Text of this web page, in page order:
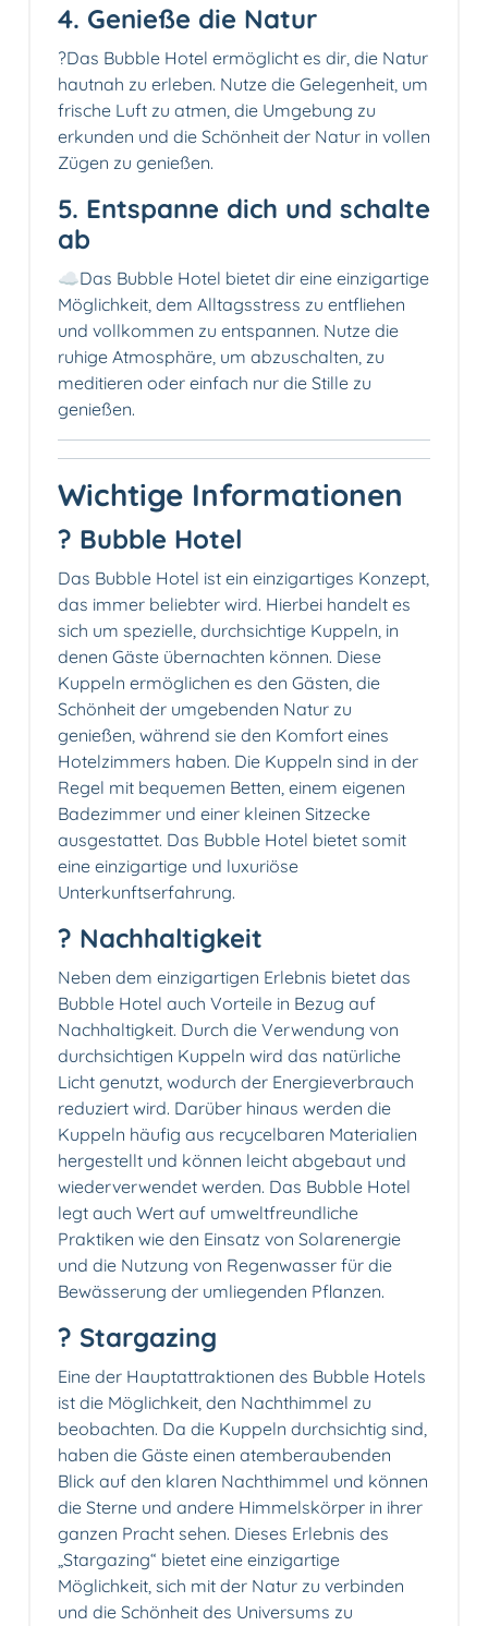
4. Genieße die Natur
?Das Bubble Hotel ermöglicht es dir, die Natur
hautnah zu erleben. Nutze die Gelegenheit, um
frische Luft zu atmen, die Umgebung zu
erkunden und die Schönheit der Natur in vollen
Zügen zu genießen.
5. Entspanne dich und schalte
ab
☁️Das Bubble Hotel bietet dir eine einzigartige
Möglichkeit, dem Alltagsstress zu entfliehen
und vollkommen zu entspannen. Nutze die
ruhige Atmosphäre, um abzuschalten, zu
meditieren oder einfach nur die Stille zu
genießen.
Wichtige Informationen
? Bubble Hotel
Das Bubble Hotel ist ein einzigartiges Konzept,
das immer beliebter wird. Hierbei handelt es
sich um spezielle, durchsichtige Kuppeln, in
denen Gäste übernachten können. Diese
Kuppeln ermöglichen es den Gästen, die
Schönheit der umgebenden Natur zu
genießen, während sie den Komfort eines
Hotelzimmers haben. Die Kuppeln sind in der
Regel mit bequemen Betten, einem eigenen
Badezimmer und einer kleinen Sitzecke
ausgestattet. Das Bubble Hotel bietet somit
eine einzigartige und luxuriöse
Unterkunftserfahrung.
? Nachhaltigkeit
Neben dem einzigartigen Erlebnis bietet das
Bubble Hotel auch Vorteile in Bezug auf
Nachhaltigkeit. Durch die Verwendung von
durchsichtigen Kuppeln wird das natürliche
Licht genutzt, wodurch der Energieverbrauch
reduziert wird. Darüber hinaus werden die
Kuppeln häufig aus recycelbaren Materialien
hergestellt und können leicht abgebaut und
wiederverwendet werden. Das Bubble Hotel
legt auch Wert auf umweltfreundliche
Praktiken wie den Einsatz von Solarenergie
und die Nutzung von Regenwasser für die
Bewässerung der umliegenden Pflanzen.
? Stargazing
Eine der Hauptattraktionen des Bubble Hotels
ist die Möglichkeit, den Nachthimmel zu
beobachten. Da die Kuppeln durchsichtig sind,
haben die Gäste einen atemberaubenden
Blick auf den klaren Nachthimmel und können
die Sterne und andere Himmelskörper in ihrer
ganzen Pracht sehen. Dieses Erlebnis des
„Stargazing“ bietet eine einzigartige
Möglichkeit, sich mit der Natur zu verbinden
und die Schönheit des Universums zu